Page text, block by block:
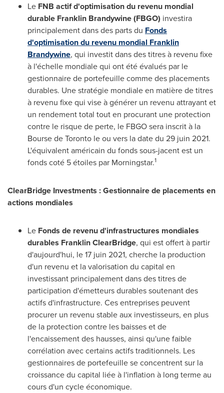
Le FNB actif d'optimisation du revenu mondial
durable Franklin Brandywine (FBGO) investira
principalement dans des parts du Fonds
d'optimisation du revenu mondial Franklin
Brandywine, qui investit dans des titres à revenu fixe
à l'échelle mondiale qui ont été évalués par le
gestionnaire de portefeuille comme des placements
durables. Une stratégie mondiale en matière de titres
à revenu fixe qui vise à générer un revenu attrayant et
un rendement total tout en procurant une protection
contre le risque de perte, le FBGO sera inscrit à la
Bourse deToronto le ou vers la date du 29 juin 2021.
L'équivalent américain du fonds sous-jacent est un
fonds coté 5 étoiles par Morningstar.1
ClearBridge Investments : Gestionnaire de placements en
actions mondiales
Le Fonds de revenu d'infrastructures mondiales
durables Franklin ClearBridge, qui est offert à partir
d'aujourd'hui, le 17 juin 2021, cherche la production
d'un revenu et la valorisation du capital en
investissant principalement dans des titres de
participation d'émetteurs durables soutenant des
actifs d'infrastructure. Ces entreprises peuvent
procurer un revenu stable aux investisseurs, en plus
de la protection contre les baisses et de
l'encaissement des hausses, ainsi qu'une faible
corrélation avec certains actifs traditionnels. Les
gestionnaires de portefeuille se concentrent sur la
croissance du capital liée à l'inflation à long terme au
cours d'un cycle économique.